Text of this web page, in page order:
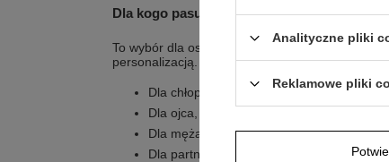
Dla kogo pasuje najbardziej?
To wybór dla osób, które chcą połączyć
personalizacją.
Dla chłopaka, gdy chcesz przekazać
Dla ojca, jeśli zależy Ci na praktycznym
Dla męża, kiedy chcesz umieścić ważną
Dla partnera, który docenia grawer
Analityczne pliki
Reklamowe pliki